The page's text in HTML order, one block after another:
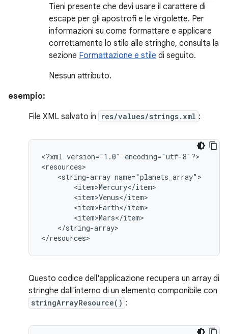
Tieni presente che devi usare il carattere di
escape per gli apostrofi e le virgolette. Per
informazioni su come formattare e applicare
correttamente lo stile alle stringhe, consulta la
sezione Formattazione e stile di seguito.
Nessun attributo.
esempio:
File XML salvato in
res/values/strings.xml :
<?xml version="1.0"
encoding="utf-8"?>
<string-array
</string-array>
</resources>
Questo codice dell'applicazione recupera un array di
stringhe dall'interno di un elemento componibile con
stringArrayResource() :